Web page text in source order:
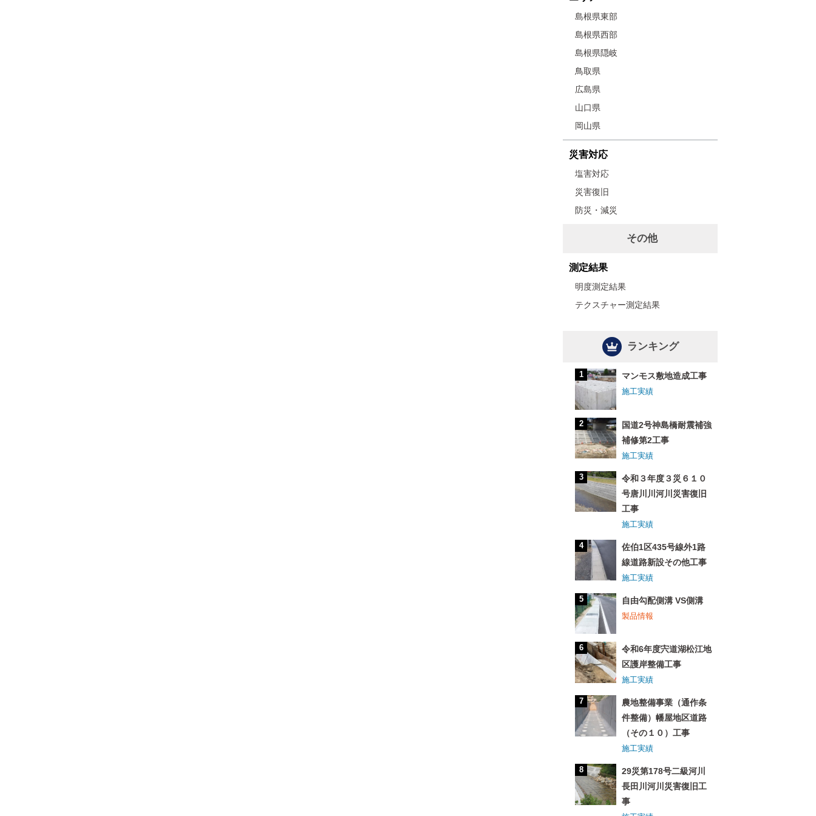
島根県東部
島根県西部
島根県隠岐
鳥取県
広島県
山口県
岡山県
災害対応
塩害対応
災害復旧
防災・減災
その他
測定結果
明度測定結果
テクスチャー測定結果
ランキング
マンモス敷地造成工事
施工実績
国道2号神島橋耐震補強
補修第2工事
施工実績
令和３年度３災６１０
号唐川川河川災害復旧
工事
施工実績
佐伯1区435号線外1路
線道路新設その他工事
施工実績
自由勾配側溝 VS側溝
製品情報
令和6年度宍道湖松江地
区護岸整備工事
施工実績
農地整備事業（通作条
件整備）幡屋地区道路
（その１０）工事
施工実績
29災第178号二級河川
長田川河川災害復旧工
事